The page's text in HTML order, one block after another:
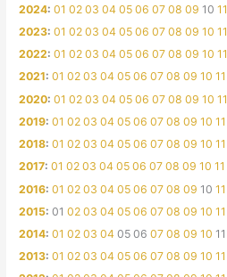
2024:01 02 03 04 05 06 07 08 09 10 11
2023:01 02 03 04 05 06 07 08 09 10 11
2022:01 02 03 04 05 06 07 08 09 10 11
2021:01 02 03 04 05 06 07 08 09 10 11
2020:01 02 03 04 05 06 07 08 09 10 11
2019:01 02 03 04 05 06 07 08 09 10 11
2018:01 02 03 04 05 06 07 08 09 10 11
2017:01 02 03 04 05 06 07 08 09 10 11
2016:01 02 03 04 05 06 07 08 09 10 11
2015:01 02 03 04 05 06 07 08 09 10 11
2014:01 02 03 04 05 06 07 08 09 10 11
2013:01 02 03 04 05 06 07 08 09 10 11